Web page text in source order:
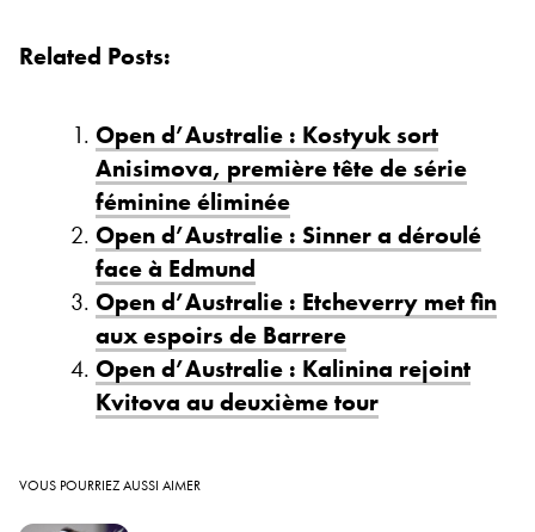
Related Posts:
Open d’Australie : Kostyuk sort
Anisimova, première tête de série
féminine éliminée
Open d’Australie : Sinner a déroulé
face à Edmund
Open d’Australie : Etcheverry met fin
aux espoirs de Barrere
Open d’Australie : Kalinina rejoint
Kvitova au deuxième tour
VOUS POURRIEZ AUSSI AIMER